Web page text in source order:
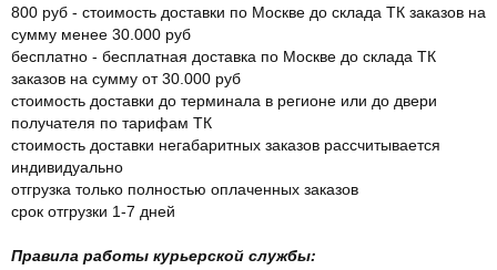
800 руб - стоимость доставки по Москве до склада ТК заказов на
сумму менее 30.000 руб
бесплатно - бесплатная доставка по Москве до склада ТК
заказов на сумму от 30.000 руб
стоимость доставки до терминала в регионе или до двери
получателя по тарифам ТК
стоимость доставки негабаритных заказов рассчитывается
индивидуально
отгрузка только полностью оплаченных заказов
срок отгрузки 1-7 дней
Правила работы курьерской службы: